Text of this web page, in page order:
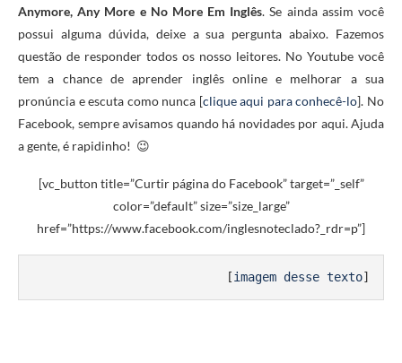
Anymore, Any More e No More Em Inglês. Se ainda assim você
possui alguma dúvida, deixe a sua pergunta abaixo. Fazemos
questão de responder todos os nosso leitores. No Youtube você
tem a chance de aprender inglês online e melhorar a sua
pronúncia e escuta como nunca [clique aqui para conhecê-lo]. No
Facebook, sempre avisamos quando há novidades por aqui. Ajuda
a gente, é rapidinho! 😉
[vc_button title=”Curtir página do Facebook” target=”_self”
color=”default” size=”size_large”
href=”https://www.facebook.com/inglesnoteclado?_rdr=p”]
[imagem desse texto]